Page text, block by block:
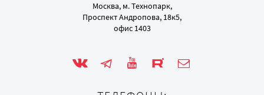
Москва, м. Технопарк,
Проспект Андропова, 18к5,
офис 1403